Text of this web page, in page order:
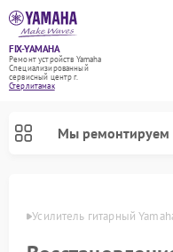
FIX-YAMAHA
Ремонт устройств Yamaha
Специализированный
cервисный центр г.
Стерлитамак
Мы ремонтируем
Усилитель гитарный